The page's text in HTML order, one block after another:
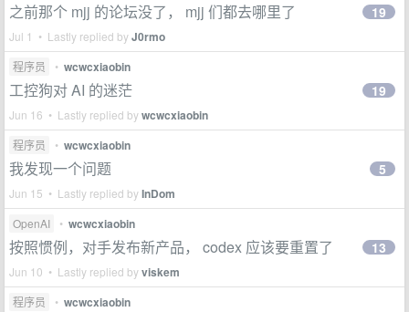
之前那个 mjj 的论坛没了， mjj 们都去哪里了
Jul 1 • Lastly replied byJ0rmo
19
程序员 • wcwcxiaobin
工控狗对 AI 的迷茫
Jun 16 • Lastly replied bywcwcxiaobin
19
程序员 • wcwcxiaobin
我发现一个问题
Jun 15 • Lastly replied byInDom
5
OpenAI • wcwcxiaobin
按照惯例，对手发布新产品， codex 应该要重置了
Jun 10 • Lastly replied byviskem
13
程序员 • wcwcxiaobin